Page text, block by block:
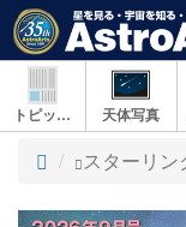
トピックス 天体写真
ト
プ
スターリン